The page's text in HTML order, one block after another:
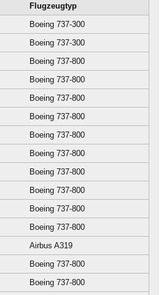
Flugzeugtyp
Boeing 737-300
Boeing 737-300
Boeing 737-800
Boeing 737-800
Boeing 737-800
Boeing 737-800
Boeing 737-800
Boeing 737-800
Boeing 737-800
Boeing 737-800
Boeing 737-800
Boeing 737-800
Airbus A319
Boeing 737-800
Boeing 737-800